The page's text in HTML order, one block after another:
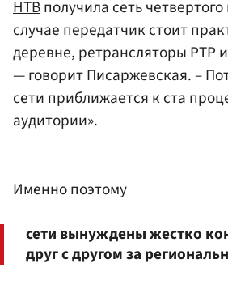
НТВполучила сеть
случае передатчик стоит
деревне, ретрансляторы РТР и
— говорит Писаржевская. –
сети приближается к ста
аудитории».
Именно поэтому
сети вынуждены жестко
друг с другом за